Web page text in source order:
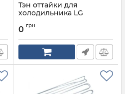
Тэн оттайки для
холодильника LG
Артикул:
0 грн